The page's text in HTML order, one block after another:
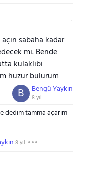
sabaha kadar
mi. Bende
kulaklibi
huzur bulurum
Bengü Yaykın
8 yıl
B
dedim tamma açarım
8 yıl